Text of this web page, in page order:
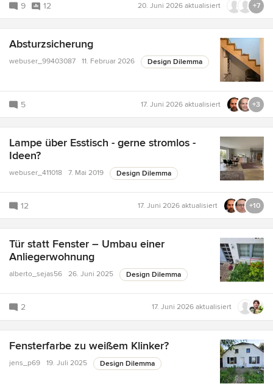
9 12 20. Juni 2026 aktualisiert +7
Absturzsicherung
webuser_99403087 11. Februar 2026 Design Dilemma
5 17. Juni 2026 aktualisiert +3
Lampe über Esstisch - gerne stromlos -
Ideen?
webuser_411018 7. Mai 2019 Design Dilemma
12 17. Juni 2026 aktualisiert +10
Tür statt Fenster – Umbau einer
Anliegerwohnung
alberto_sejas56 26. Juni 2025 Design Dilemma
2 17. Juni 2026 aktualisiert
Fensterfarbe zu weißem Klinker?
jens_p69 19. Juli 2025 Design Dilemma